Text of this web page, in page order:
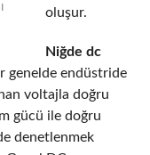
oluşur.
Niğde dc
genelde endüstride
voltajla doğru
gücü ile doğru
denetlenmek